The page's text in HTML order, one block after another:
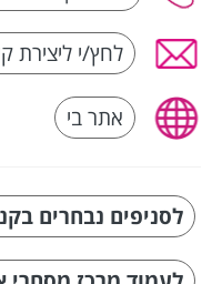
לחץ/י
אתר בי
לסניפים נבחרים